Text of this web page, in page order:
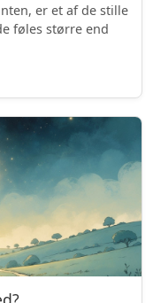
er et af de stille
føles større end